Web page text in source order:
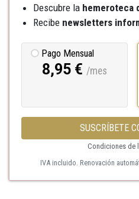
Descubre la hemeroteca
Recibe newsletters
Pago Mensual
8,95 € /mes
SUSCRÍBETE
Condiciones de
IVA incluido. Renovación